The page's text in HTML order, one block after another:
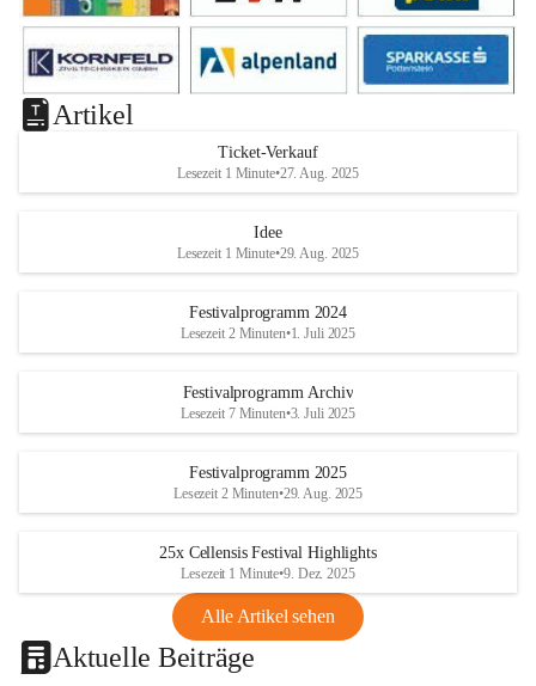
Artikel
Ticket-Verkauf
Lesezeit 1 Minute•27. Aug. 2025
Idee
Lesezeit 1 Minute•29. Aug. 2025
Festivalprogramm 2024
Lesezeit 2 Minuten•1. Juli 2025
Festivalprogramm Archiv
Lesezeit 7 Minuten•3. Juli 2025
Festivalprogramm 2025
Lesezeit 2 Minuten•29. Aug. 2025
25x Cellensis Festival Highlights
Lesezeit 1 Minute•9. Dez. 2025
Alle Artikel sehen
Aktuelle Beiträge